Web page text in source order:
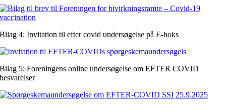
Bilag 4: Invitation til efter covid undersøgelse på E-boks
Bilag 5: Foreningens online undersøgelse om EFTER COVID
besvarelser